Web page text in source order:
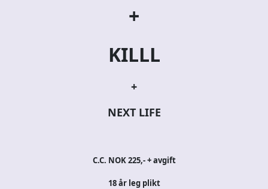
+
KILLL
+
NEXT LIFE
C.C. NOK 225,- + avgift
18 år leg plikt